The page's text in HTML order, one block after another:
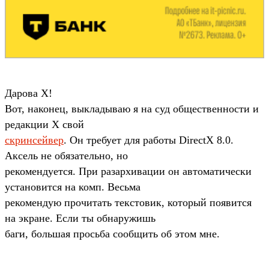
Дарова Х!
Вот, наконец, выкладываю я на суд общественности и
редакции Х свой
скринсейвер. Он требует для работы DirectX 8.0.
Аксель не обязательно, но
рекомендуется. При разархивации он автоматически
установится на комп. Весьма
рекомендую прочитать текстовик, который появится
на экране. Если ты обнаружишь
баги, большая просьба сообщить об этом мне.